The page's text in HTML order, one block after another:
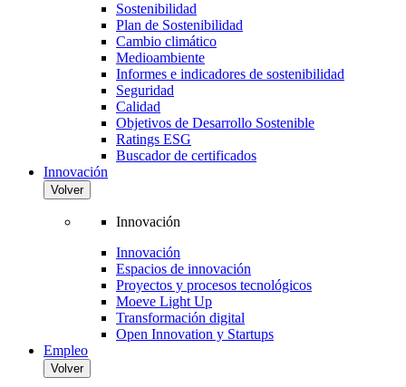
Sostenibilidad
Plan de Sostenibilidad
Cambio climático
Medioambiente
Informes e indicadores de sostenibilidad
Seguridad
Calidad
Objetivos de Desarrollo Sostenible
Ratings ESG
Buscador de certificados
Innovación
Volver
Innovación
Innovación
Espacios de innovación
Proyectos y procesos tecnológicos
Moeve Light Up
Transformación digital
Open Innovation y Startups
Empleo
Volver